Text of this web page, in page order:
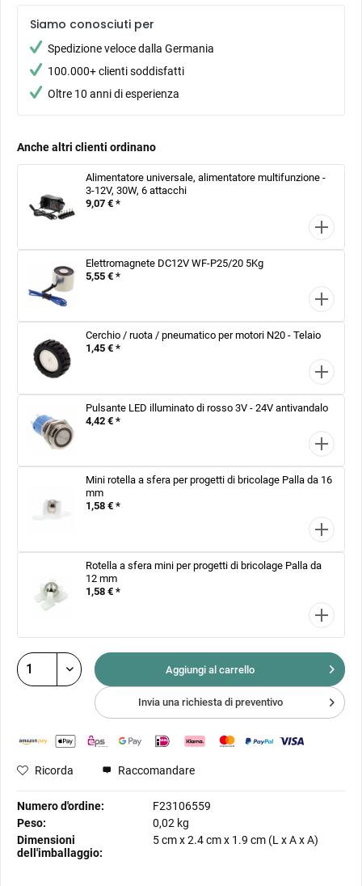
Siamo conosciuti per
Spedizione veloce dalla Germania
100.000+ clienti soddisfatti
Oltre 10 anni di esperienza
Anche altri clienti ordinano
Alimentatore universale, alimentatore multifunzione -
3-12V, 30W, 6 attacchi
9,07 € *
Elettromagnete DC12V WF-P25/20 5Kg
5,55 € *
Cerchio / ruota / pneumatico per motori N20 - Telaio
1,45 € *
Pulsante LED illuminato di rosso 3V - 24V antivandalo
4,42 € *
Mini rotella a sfera per progetti di bricolage Palla da 16
mm
1,58 € *
Rotella a sfera mini per progetti di bricolage Palla da
12 mm
1,58 € *
Aggiungi al carrello
Invia una richiesta di preventivo
Ricorda Raccomandare
Numero d'ordine:
F23106559
Peso:
0,02 kg
Dimensioni
dell'imballaggio:
5 cmx2.4 cmx 1.9 cm (L x A x A)